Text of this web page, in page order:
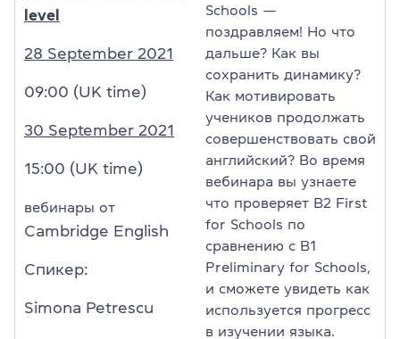
level
28 September 2021
09:00 (UK time)
30 September 2021
15:00 (UK time)
вебинары от
Cambridge English
Спикер:
Simona Petrescu
Schools —
поздравляем! Но что
дальше? Как вы
сохранить динамику?
Как мотивировать
учеников продолжать
совершенствовать свой
английский? Во время
вебинара вы узнаете
что проверяет B2 First
for Schools по
сравнению с B1
Preliminary for Schools,
и сможете увидеть как
используется прогресс
в изучении языка.